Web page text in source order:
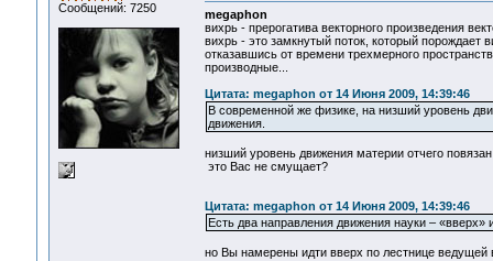
Сообщений: 7250
megaphon
вихрь - прерогатива векторного произведения
вихрь - это замкнутый поток, который порождает
отказавшись от времени трехмерного
производные...
Цитата: megaphon от 14 Июня 2009, 14:39:46
В современной же физике, на низший уровень
движения.
низший уровень движения материи отчего
это Вас не смущает?
Цитата: megaphon от 14 Июня 2009, 14:39:46
Есть два направления движения науки – «вверх»
но Вы намерены идти вверх по лестнице ведущей